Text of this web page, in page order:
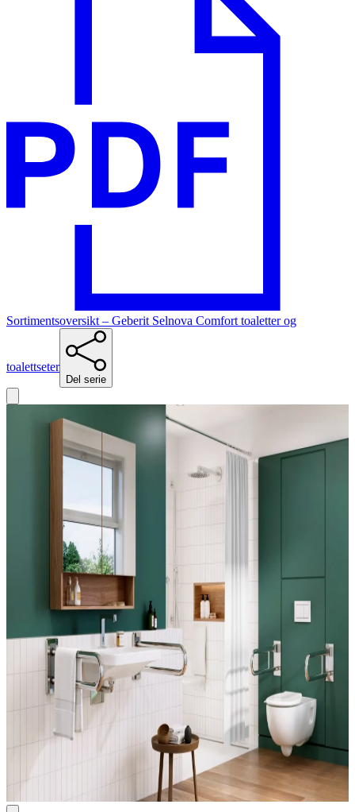
Sortimentsoversikt – Geberit Selnova Comfort toaletter og
toalettseter
Del serie